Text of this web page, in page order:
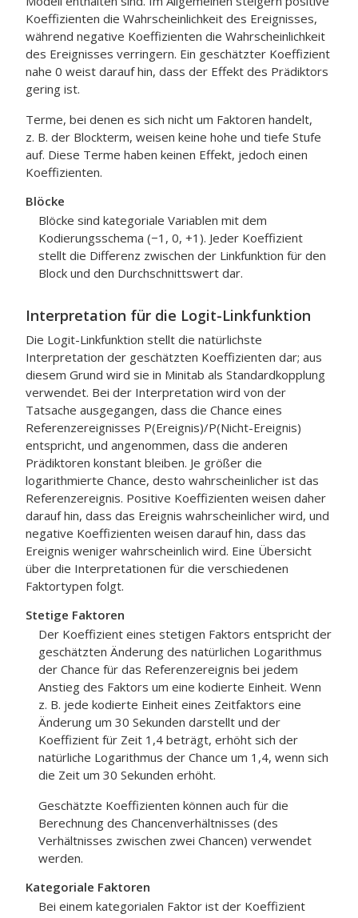
Koeffizienten die Wahrscheinlichkeit des Ereignisses,
während negative Koeffizienten die Wahrscheinlichkeit
des Ereignisses verringern. Ein geschätzter Koeffizient
nahe 0 weist darauf hin, dass der Effekt des Prädiktors
gering ist.
Terme, bei denen es sich nicht um Faktoren handelt,
z. B. der Blockterm, weisen keine hohe und tiefe Stufe
auf. Diese Terme haben keinen Effekt, jedoch einen
Koeffizienten.
Blöcke
Blöcke sind kategoriale Variablen mit dem
Kodierungsschema (−1, 0, +1). Jeder Koeffizient
stellt die Differenz zwischen der Linkfunktion für den
Block und den Durchschnittswert dar.
Interpretation für die Logit-Linkfunktion
Die Logit-Linkfunktion stellt die natürlichste
Interpretation der geschätzten Koeffizienten dar; aus
diesem Grund wird sie in Minitab als Standardkopplung
verwendet. Bei der Interpretation wird von der
Tatsache ausgegangen, dass die Chance eines
Referenzereignisses P(Ereignis)/P(Nicht-Ereignis)
entspricht, und angenommen, dass die anderen
Prädiktoren konstant bleiben. Je größer die
logarithmierte Chance, desto wahrscheinlicher ist das
Referenzereignis. Positive Koeffizienten weisen daher
darauf hin, dass das Ereignis wahrscheinlicher wird, und
negative Koeffizienten weisen darauf hin, dass das
Ereignis weniger wahrscheinlich wird. Eine Übersicht
über die Interpretationen für die verschiedenen
Faktortypen folgt.
Stetige Faktoren
Der Koeffizient eines stetigen Faktors entspricht der
geschätzten Änderung des natürlichen Logarithmus
der Chance für das Referenzereignis bei jedem
Anstieg des Faktors um eine kodierte Einheit. Wenn
z. B. jede kodierte Einheit eines Zeitfaktors eine
Änderung um 30 Sekunden darstellt und der
Koeffizient für Zeit 1,4 beträgt, erhöht sich der
natürliche Logarithmus der Chance um 1,4, wenn sich
die Zeit um 30 Sekunden erhöht.
Geschätzte Koeffizienten können auch für die
Berechnung des Chancenverhältnisses (des
Verhältnisses zwischen zwei Chancen) verwendet
werden.
Kategoriale Faktoren
Bei einem kategorialen Faktor ist der Koeffizient